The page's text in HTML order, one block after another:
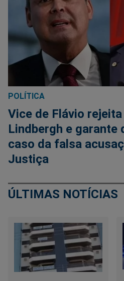
POLÍTICA
Vice de Flávio
Lindbergh e garante
caso da falsa
Justiça
ÚLTIMAS NOTÍCIAS